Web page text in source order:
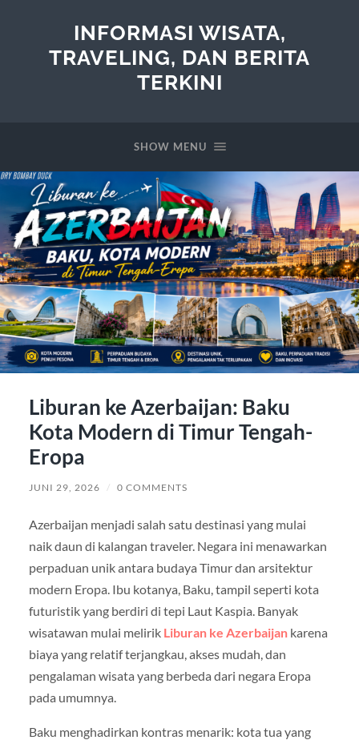
INFORMASI WISATA,
TRAVELING, DAN BERITA
TERKINI
SHOW MENU
Liburan ke Azerbaijan: Baku
Kota Modern di Timur Tengah-
Eropa
JUNI 29, 2026 / 0 COMMENTS
Azerbaijan menjadi salah satu destinasi yang mulai
naik daun di kalangan traveler. Negara ini menawarkan
perpaduan unik antara budaya Timur dan arsitektur
modern Eropa. Ibu kotanya, Baku, tampil seperti kota
futuristik yang berdiri di tepi Laut Kaspia. Banyak
wisatawan mulai melirik Liburan ke Azerbaijankarena
biaya yang relatif terjangkau, akses mudah, dan
pengalaman wisata yang berbeda dari negara Eropa
pada umumnya.
Baku menghadirkan kontras menarik: kota tua yang